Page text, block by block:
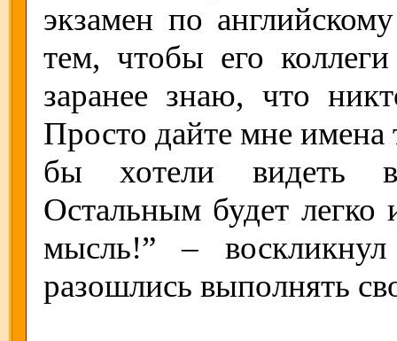
экзамен по
тем, чтобы его
заранее знаю, что
Просто дайте мне
бы хотели видеть в
Остальным будет легко
мысль!” –
разошлись выполнять